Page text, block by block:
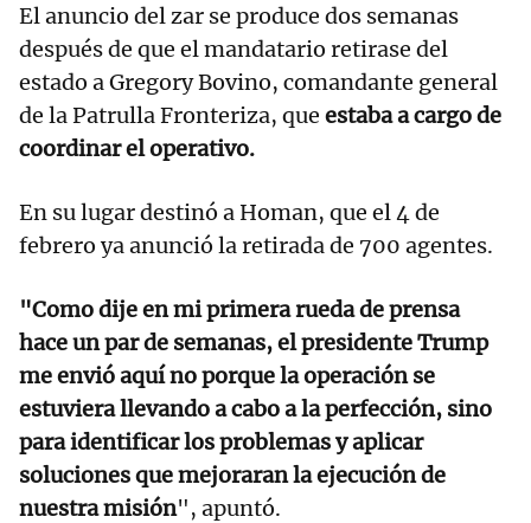
El anuncio del zar se produce dos semanas
después de que el mandatario retirase del
estado a Gregory Bovino, comandante general
de la Patrulla Fronteriza, que estaba a cargo de
coordinar el operativo.
En su lugar destinó a Homan, que el 4 de
febrero ya anunció la retirada de 700 agentes.
"Como dije en mi primera rueda de prensa
hace un par de semanas, el presidente Trump
me envió aquí no porque la operación se
estuviera llevando a cabo a la perfección, sino
para identificar los problemas y aplicar
soluciones que mejoraran la ejecución de
nuestra misión", apuntó.